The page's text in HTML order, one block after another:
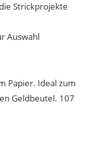
Strickprojekte
Auswahl
Papier. Ideal zum
Geldbeutel. 107